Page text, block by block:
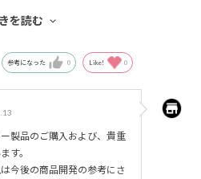
すが動作は安定してるしスペ
がわかりやすくてgood!
てる取っ手は使い勝手はわる
片方によって片手では持ち上
を読む
参考になった 0 Like! 0
製品のご購入および、貴重
す。
今後の商品開発の参考にさ